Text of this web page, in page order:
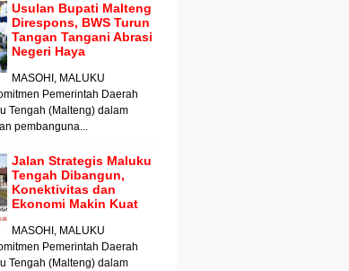
Usulan Bupati Malteng
Direspons, BWS Turun
Tangan Tangani Abrasi
Negeri Haya
MASOHI, MALUKU
Pemerintah Daerah
Tengah (Malteng) dalam
pembanguna...
Jalan Strategis Maluku
Tengah Dibangun,
Konektivitas dan
Ekonomi Makin Kuat
MASOHI, MALUKU
Pemerintah Daerah
Tengah (Malteng) dalam